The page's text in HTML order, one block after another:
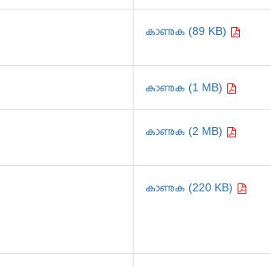
കാണുക (89 KB)
കാണുക (1 MB)
കാണുക (2 MB)
കാണുക (220 KB)